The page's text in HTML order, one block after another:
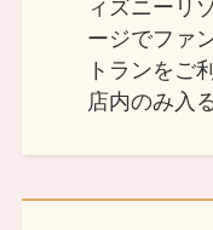
ィズニーリ
ージでファ
トランをご
店内のみ入